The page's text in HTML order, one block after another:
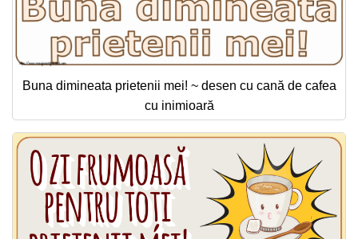
Buna dimineata prietenii mei! ~ desen cu cană de cafea
cu inimioară